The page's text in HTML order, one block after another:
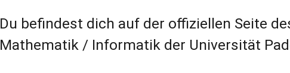
Du befindest dich auf der offiziellen Seite
Mathematik / Informatik der Universität